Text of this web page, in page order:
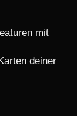
mit
deiner